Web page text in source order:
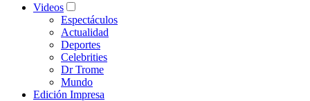
Videos
Espectáculos
Actualidad
Deportes
Celebrities
Dr Trome
Mundo
Edición Impresa